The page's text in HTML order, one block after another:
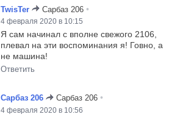
TwisTer Сарбаз 206 •
4 февраля 2020 в 10:15
Я сам начинал с вполне свежого 2106,
плевал на эти воспоминания я! Говно, а
не машина!
Ответить
Сарбаз 206 Сарбаз 206 •
4 февраля 2020 в 10:56